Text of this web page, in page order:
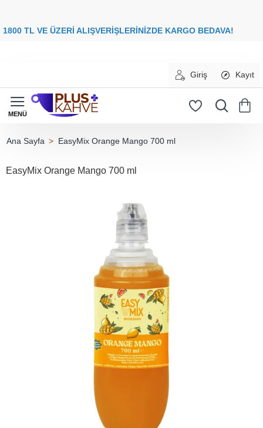
00 TL VE ÜZERİ ALIŞVERİŞLERİNİZDE KARGO
Giriş Kayıt
EasyMix Orange Mango 700 ml
EasyMix Orange Mango 700 ml